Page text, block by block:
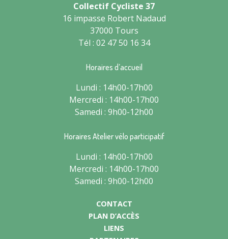
Collectif Cycliste 37
16 impasse Robert Nadaud
37000 Tours
Tél : 02 47 50 16 34
Horaires d’accueil
Lundi : 14h00-17h00
Mercredi : 14h00-17h00
Samedi : 9h00-12h00
Horaires Atelier vélo participatif
Lundi : 14h00-17h00
Mercredi : 14h00-17h00
Samedi : 9h00-12h00
CONTACT
PLAN D’ACCÈS
LIENS